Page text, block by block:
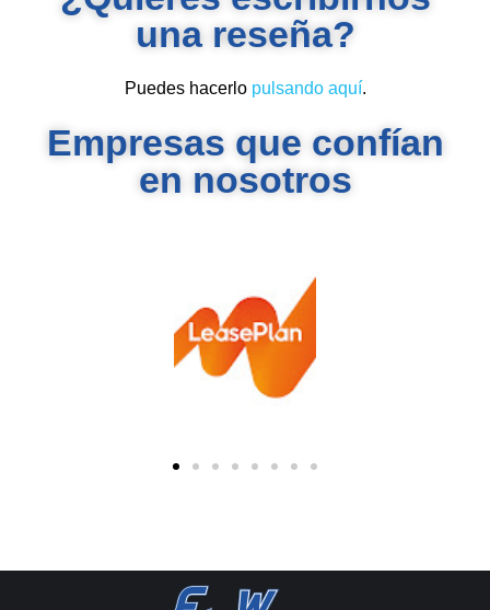
una reseña?
Puedes hacerlo pulsando aquí.
Empresas que confían
en nosotros